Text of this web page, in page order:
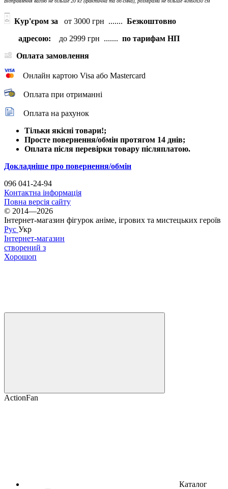
Кур'єром за от 3000 грн ....... Безкоштовно
адресою: до 2999 грн ....... по тарифам НП
Оплата замовлення
Онлайн картою Visa або Mastercard
Оплата при отриманні
Оплата на рахунок
Тільки якісні товари!;
Просте повернення/обмін протягом 14 днів;
Оплата після перевірки товару післяплатою.
Докладніше про повернення/обмін
096 041-24-94
Контактна інформація
Повна версія сайту
© 2014—2026
Інтернет-магазин фігурок аніме, ігрових та мистецьких героїв
Рус Укр
Інтернет-магазин
створений з
Хорошоп
ActionFan
Каталог